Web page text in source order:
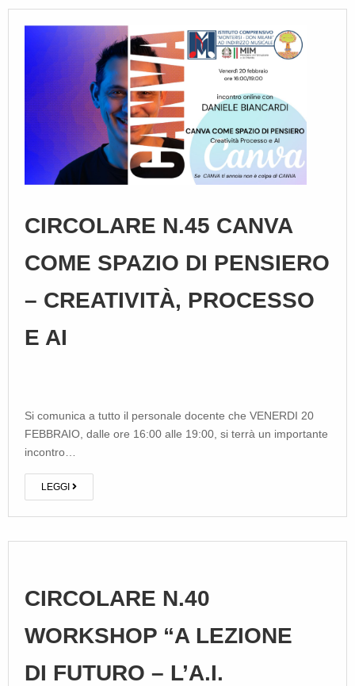
CIRCOLARE N.45 CANVA
COME SPAZIO DI PENSIERO
– CREATIVITÀ, PROCESSO
E AI
Si comunica a tutto il personale docente che VENERDI 20
FEBBRAIO, dalle ore 16:00 alle 19:00, si terrà un importante
incontro…
LEGGI
CIRCOLARE N.40
WORKSHOP “A LEZIONE
DI FUTURO – L’A.I.